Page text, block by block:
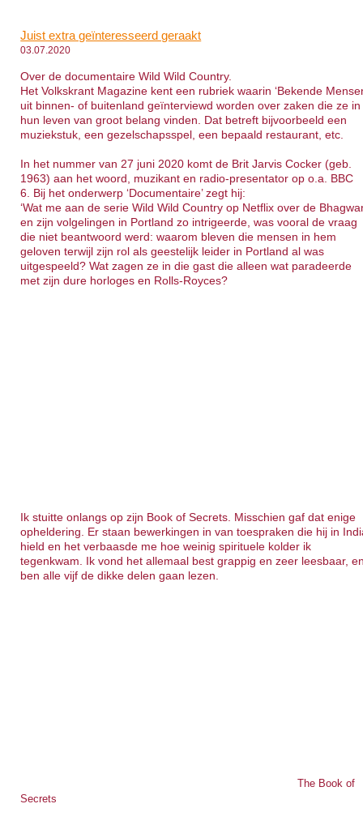
Juist extra geïnteresseerd geraakt
03.07.2020
Over de documentaire Wild Wild Country.
Het Volkskrant Magazine kent een rubriek waarin ‘Bekende
uit binnen- of buitenland geïnterviewd worden over zaken die ze in
hun leven van groot belang vinden. Dat betreft bijvoorbeeld een
muziekstuk, een gezelschapsspel, een bepaald restaurant, etc.
In het nummer van 27 juni 2020 komt de Brit Jarvis Cocker (geb.
1963) aan het woord, muzikant en radio-presentator op o.a. BBC
6. Bij het onderwerp ‘Documentaire’ zegt hij:
‘Wat me aan de serie Wild Wild Country op Netflix over de
en zijn volgelingen in Portland zo intrigeerde, was vooral de vraag
die niet beantwoord werd: waarom bleven die mensen in hem
geloven terwijl zijn rol als geestelijk leider in Portland al was
uitgespeeld? Wat zagen ze in die gast die alleen wat paradeerde
met zijn dure horloges en Rolls-Royces?
Ik stuitte onlangs op zijn Book of Secrets. Misschien gaf dat enige
opheldering. Er staan bewerkingen in van toespraken die hij in
hield en het verbaasde me hoe weinig spirituele kolder ik
tegenkwam. Ik vond het allemaal best grappig en zeer leesbaar,
ben alle vijf de dikke delen gaan lezen.
The Book of
Secrets